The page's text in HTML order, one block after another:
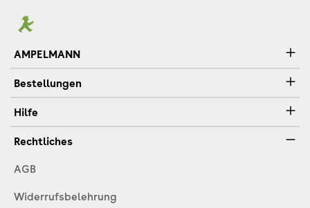
AMPELMANN
Bestellungen
Hilfe
Rechtliches
AGB
Widerrufsbelehrung